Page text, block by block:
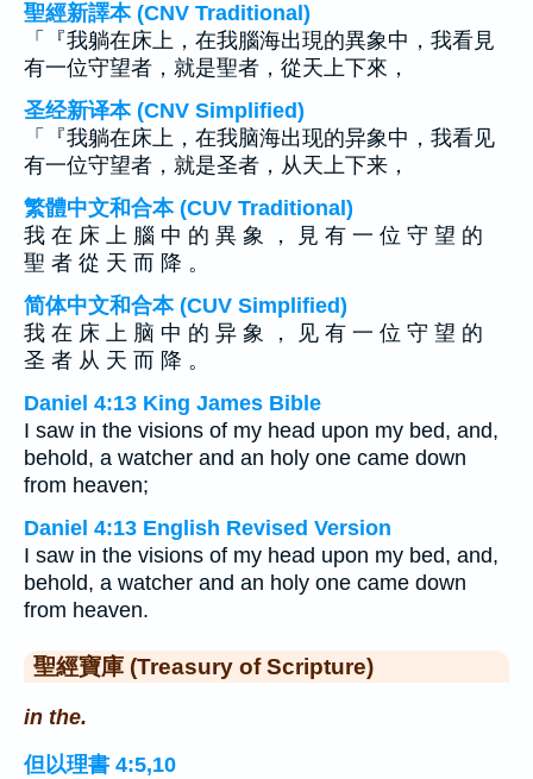
聖經新譯本 (CNV Traditional)
「『我躺在床上，在我腦海出現的異象中，我看見
有一位守望者，就是聖者，從天上下來，
圣经新译本 (CNV Simplified)
「『我躺在床上，在我脑海出现的异象中，我看见
有一位守望者，就是圣者，从天上下来，
繁體中文和合本 (CUV Traditional)
我 在 床 上 腦 中 的 異 象 ， 見 有 一 位 守 望 的
聖 者 從 天 而 降 。
简体中文和合本 (CUV Simplified)
我 在 床 上 脑 中 的 异 象 ， 见 有 一 位 守 望 的
圣 者 从 天 而 降 。
Daniel 4:13 King James Bible
I saw in the visions of my head upon my bed, and,
behold, a watcher and an holy one came down
from heaven;
Daniel 4:13 English Revised Version
I saw in the visions of my head upon my bed, and,
behold, a watcher and an holy one came down
from heaven.
聖經寶庫 (Treasury of Scripture)
in the.
但以理書 4:5,10